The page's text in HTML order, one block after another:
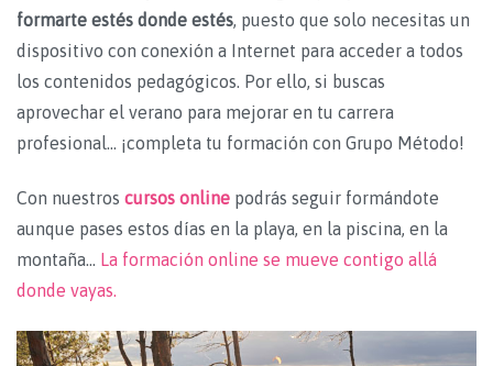
formarte estés donde estés, puesto que solo necesitas un
dispositivo con conexión a Internet para acceder a todos
los contenidos pedagógicos. Por ello, si buscas
aprovechar el verano para mejorar en tu carrera
profesional… ¡completa tu formación con Grupo Método!
Con nuestros cursos online podrás seguir formándote
aunque pases estos días en la playa, en la piscina, en la
montaña… La formación online se mueve contigo allá
donde vayas.